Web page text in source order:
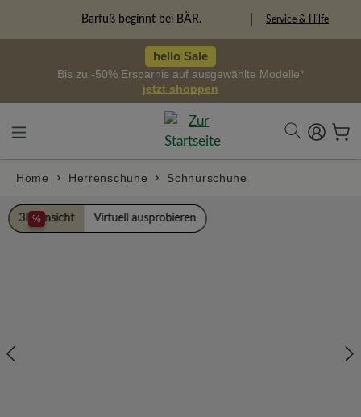
Freiheitspioniere Service & Hilfe
hello Sale
Bis zu -50% Ersparnis auf ausgewählte Modelle*
jetzt shoppen
Home Herrenschuhe Schnürschuhe
%
Bildergalerie überspringen
3D Ansicht Virtuell ausprobieren